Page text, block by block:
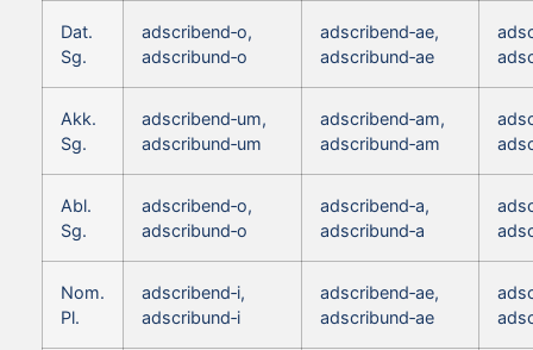
Dat.
Sg.
adscribend‑o,
adscribund‑o
adscribend‑ae,
adscribund‑ae
Akk.
Sg.
adscribend‑um,
adscribund‑um
adscribend‑am,
adscribund‑am
Abl.
Sg.
adscribend‑o,
adscribund‑o
adscribend‑a,
adscribund‑a
Nom.
Pl.
adscribend‑i,
adscribund‑i
adscribend‑ae,
adscribund‑ae